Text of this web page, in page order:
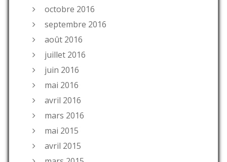
octobre 2016
septembre 2016
août 2016
juillet 2016
juin 2016
mai 2016
avril 2016
mars 2016
mai 2015
avril 2015